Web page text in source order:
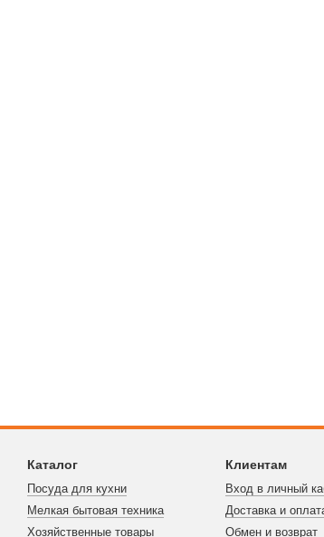
Каталог
Посуда для кухни
Мелкая бытовая техника
Хозяйственные товары
Клиентам
Вход в личный
Доставка и
Обмен и возврат